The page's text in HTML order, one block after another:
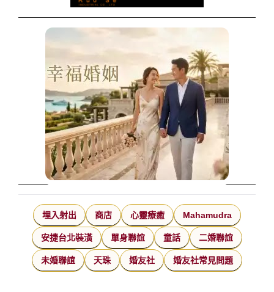
埋入射出 商店 心靈療癒 Mahamudra
安捷台北裝潢 單身聯誼 童話 二婚聯誼
未婚聯誼 天珠 婚友社 婚友社常見問題